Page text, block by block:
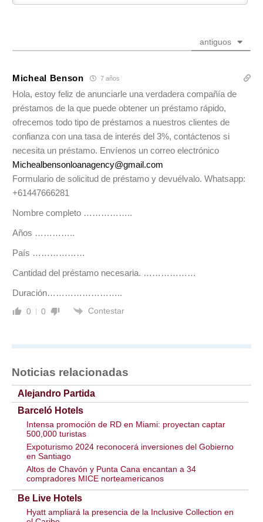
antiguos
Micheal Benson 7 años
Hola, estoy feliz de anunciarle una verdadera compañía de
préstamos de la que puede obtener un préstamo rápido,
ofrecemos todo tipo de préstamos a nuestros clientes de
confianza con una tasa de interés del 3%, contáctenos si
necesita un préstamo. Envíenos un correo electrónico
Michealbensonloanagency@gmail.com
Formulario de solicitud de préstamo y devuélvalo. Whatsapp:
+61447666281
Nombre completo ……………..
Años …………..
País ………………
Cantidad del préstamo necesaria. ………………
Duración……………………..
0 0 Contestar
Noticias relacionadas
Alejandro Partida
Barceló Hotels
Intensa promoción de RD en Miami: proyectan captar
500,000 turistas
Expoturismo 2024 reconocerá inversiones del Gobierno
en Santiago
Altos de Chavón y Punta Cana encantan a 34
compradores MICE norteamericanos
Be Live Hotels
Hyatt ampliará la presencia de la Inclusive Collection en